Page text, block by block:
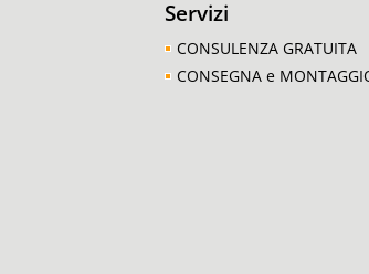
Servizi
CONSULENZA GRATUITA
CONSEGNA e